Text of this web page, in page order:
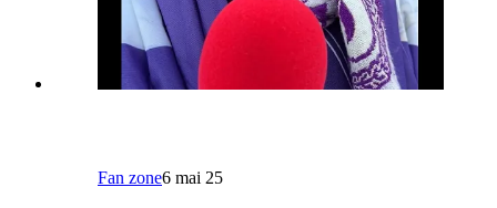
Fan zone6 mai 25